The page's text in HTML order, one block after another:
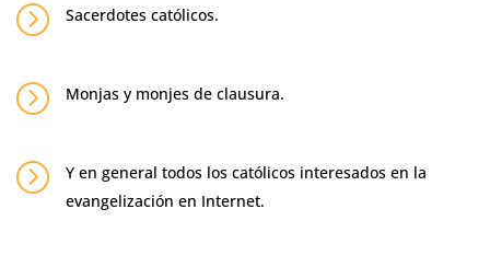
= Sacerdotes católicos.
= Monjas y monjes de clausura.
=
Y en general todos los católicos interesados en la
evangelización en Internet.